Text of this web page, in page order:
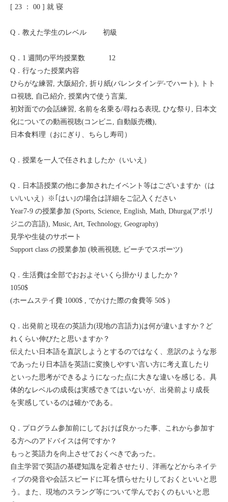
[ 23 ： 00 ] 就 寝
Q．教えた学生のレベル 初級
Q．1 週間の平均授業数 12
Q．行なった授業内容
ひらがな練習, 大阪紹介, 折り紙(バレンタインデ-でハート), トト
ロ視聴, 自己紹介, 授業内で使う言葉,
初対面での会話練習, 名前を名乗る/尋ねる表現, ひな祭り, 日本文
化についての動画視聴(コンビニ, 自動販売機),
日本食料理（おにぎり、ちらし寿司）
Q．授業を一人で任されましたか（いいえ）
Q．日本語授業の他に参加されたイベント等はございますか（は
い/いいえ）※｢はい｣の場合は詳細をご記入ください
Year7-9 の授業参加 (Sports, Science, English, Math, Dhurga(アボリ
ジニの言語), Music, Art, Technology, Geography)
見学や生徒のサポート
Support class の授業参加 (映画視聴, ビーチでスポーツ)
Q．生活費は全部でおおよそいくら掛かりましたか？
1050$
(ホームステイ費 1000$ , でかけた際の食費等 50$ )
Q．出発前と現在の英語力(現地の言語力)は何が違いますか？ど
れくらい伸びたと思いますか？
伝えたい日本語を直訳しようとするのではなく、意訳のような形
であったり日本語を英語に変換しやすい言い方に考え直したり
といった思考ができるようになった点に大きな違いを感じる。具
体的なレベルの成長は実感できてはいないが、出発前より成長
を実感しているのは確かである。
Q．プログラム参加前にしておけば良かった事、これから参加す
る方へのアドバイスは何ですか？
もっと英語力を向上させておくべきであった。
自主学習で英語の基礎知識を定着させたり、洋画などからネイテ
ィブの発音や会話スピードに耳を慣らせたりしておくといいと思
う。また、現地のスラング等について学んでおくのもいいと思